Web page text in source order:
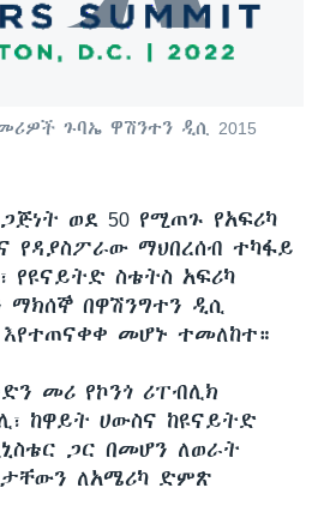
ጉባኤ ዋሽንተን ዲሲ 2015
ወደ 50 የሚጠጉ የአፍሪካ
የዳያስፖራው ማህበረሰብ ተካፋይ
የዩናይትድ ስቴትስ አፍሪካ
በዋሽንግተን ዲሲ
መሆኑ ተመለከተ።
መሪ የኮንጎ ሪፐብሊክ
ከዋይት ሀውስና ከዩናይትድ
ጋር በመሆን ለወራት
ለአሜሪካ ድምጽ